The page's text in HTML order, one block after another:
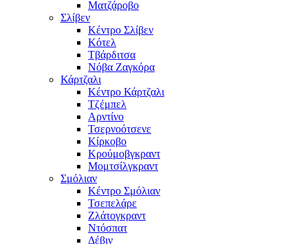
Ματζάροβο
Σλίβεν
Κέντρο Σλίβεν
Κότελ
Τβάρδιτσα
Νόβα Ζαγκόρα
Κάρτζαλι
Κέντρο Κάρτζαλι
Τζέμπελ
Αρντίνο
Τσερνοότσενε
Κίρκοβο
Κρούμοβγκραντ
Μομτσίλγκραντ
Σμόλιαν
Κέντρο Σμόλιαν
Τσεπελάρε
Ζλάτογκραντ
Ντόσπατ
Δέβιν